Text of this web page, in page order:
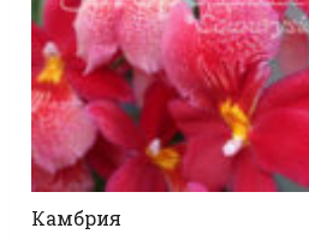
Камбрия